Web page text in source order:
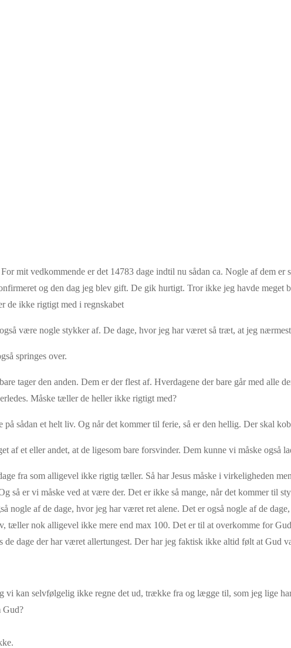
mit vedkommende er det 14783 dage indtil nu sådan ca. Nogle af dem
og den dag jeg blev gift. De gik hurtigt. Tror ikke jeg havde
de ikke rigtigt med i regnskabet
være nogle stykker af. De dage, hvor jeg har været så træt, at jeg
springes over.
tager den anden. Dem er der flest af. Hverdagene der bare går med alle
Måske tæller de heller ikke rigtigt med?
sådan et helt liv. Og når det kommer til ferie, så er den hellig. Der skal
af et eller andet, at de ligesom bare forsvinder. Dem kunne vi måske også
fra som alligevel ikke rigtig tæller. Så har Jesus måske i virkeligheden
så er vi måske ved at være der. Det er ikke så mange, når det kommer til
nogle af de dage, hvor jeg har været ret alene. Det er også nogle af de
tæller nok alligevel ikke mere end max 100. Det er til at overkomme for
de dage der har været allertungest. Der har jeg faktisk ikke altid følt at Gud
vi kan selvfølgelig ikke regne det ud, trække fra og lægge til, som jeg lige
Gud?